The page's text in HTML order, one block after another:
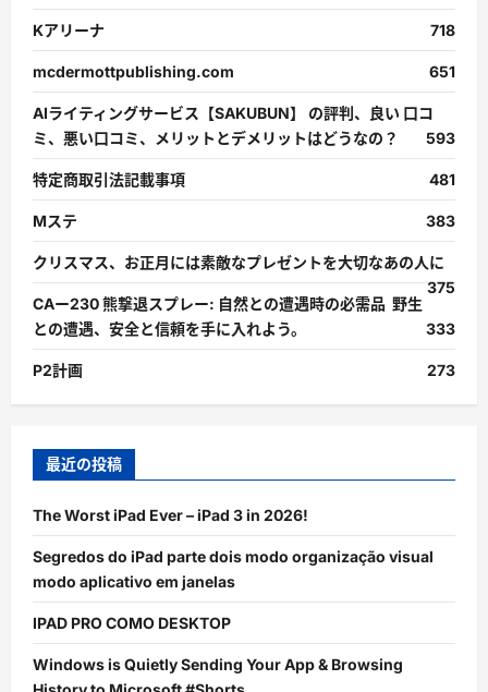
Kアリーナ 718
mcdermottpublishing.com 651
AIライティングサービス【SAKUBUN】 の評判、良い 口コ
ミ、悪い口コミ、メリットとデメリットはどうなの？
593
特定商取引法記載事項 481
Mステ 383
クリスマス、お正月には素敵なプレゼントを大切なあの人に
375
CAー230 熊撃退スプレー: 自然との遭遇時の必需品 野生
との遭遇、安全と信頼を手に入れよう。
333
P2計画 273
最近の投稿
The Worst iPad Ever – iPad 3 in 2026!
Segredos do iPad parte dois modo organização visual
modo aplicativo em janelas
IPAD PRO COMO DESKTOP
Windows is Quietly Sending Your App & Browsing